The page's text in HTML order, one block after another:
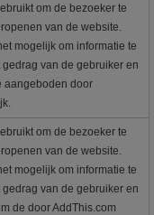
om de bezoeker te
van de website.
mogelijk om informatie te
van de gebruiker en
aangeboden door
om de bezoeker te
van de website.
mogelijk om informatie te
van de gebruiker en
de door AddThis.com